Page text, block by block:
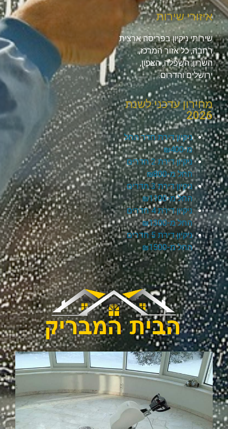
איזורי שירות
שירותי ניקיון בפריסה ארצית
רחבה, כל אזור המרכז,
השרון, השפלה, הצפון,
ירושלים והדרום.
מחירון עדכני לשנת
2026
ניקיון דירת חדר החל
מ-₪400
ניקיון דירת 2 חדרים
החל מ-₪800
ניקיון דירת 3 חדרים
החל מ-₪1100
ניקיון דירת 4 חדרים
החל מ-₪1300
ניקיון דירת 5 חדרים
החל מ-₪1500